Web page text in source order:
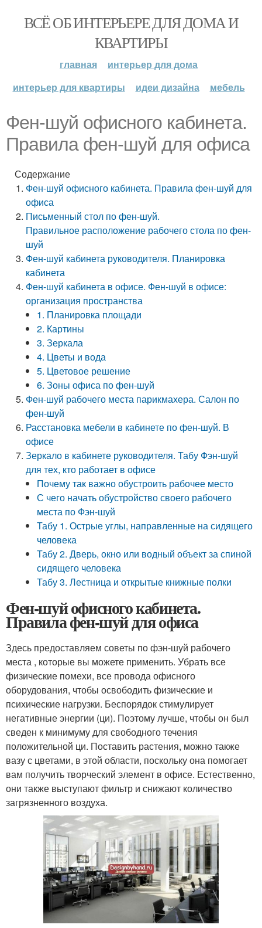
ВСЁ ОБ ИНТЕРЬЕРЕ ДЛЯ ДОМА И
КВАРТИРЫ
главная
интерьер для дома
интерьер для квартиры
идеи дизайна мебель
Фен-шуй офисного кабинета.
Правила фен-шуй для офиса
Содержание
Фен-шуй офисного кабинета. Правила фен-шуй для
офиса
Письменный стол по фен-шуй.
Правильное расположение рабочего стола по фен-
шуй
Фен-шуй кабинета руководителя. Планировка
кабинета
Фен-шуй кабинета в офисе. Фен-шуй в офисе:
организация пространства
1. Планировка площади
2. Картины
3. Зеркала
4. Цветы и вода
5. Цветовое решение
6. Зоны офиса по фен-шуй
Фен-шуй рабочего места парикмахера. Салон по
фен-шуй
Расстановка мебели в кабинете по фен-шуй. В
офисе
Зеркало в кабинете руководителя. Табу Фэн-шуй
для тех, кто работает в офисе
Почему так важно обустроить рабочее место
С чего начать обустройство своего рабочего
места по Фэн-шуй
Табу 1. Острые углы, направленные на сидящего
человека
Табу 2. Дверь, окно или водный объект за спиной
сидящего человека
Табу 3. Лестница и открытые книжные полки
Фен-шуй офисного кабинета.
Правила фен-шуй для офиса
Здесь предоставляем советы по фэн-шуй рабочего
места , которые вы можете применить. Убрать все
физические помехи, все провода офисного
оборудования, чтобы освободить физические и
психические нагрузки. Беспорядок стимулирует
негативные энергии (ци). Поэтому лучше, чтобы он был
сведен к минимуму для свободного течения
положительной ци. Поставить растения, можно также
вазу с цветами, в этой области, поскольку она помогает
вам получить творческий элемент в офисе. Естественно,
они также выступают фильтр и снижают количество
загрязненного воздуха.